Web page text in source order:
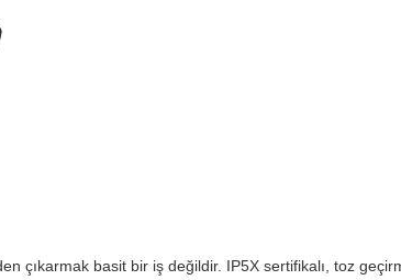
çıkarmak basit bir iş değildir. IP5X sertifikalı, toz